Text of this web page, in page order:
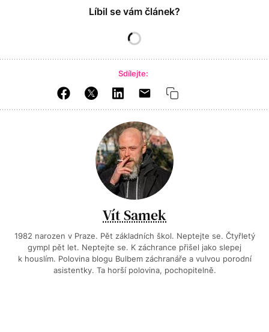
Líbil se vám článek?
Sdílejte:
Vít Samek
1982 narozen v Praze. Pět základních škol. Neptejte se. Čtyřletý
gympl pět let. Neptejte se. K záchrance přišel jako slepej
k houslím. Polovina blogu Bulbem záchranáře a vulvou porodní
asistentky. Ta horší polovina, pochopitelně.